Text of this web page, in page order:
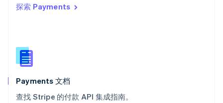
探索 Payments
Payments 文档
查找 Stripe 的付款 API 集成指南。
西班牙
新西兰
English
匈牙利
English
ItalianoEnglish